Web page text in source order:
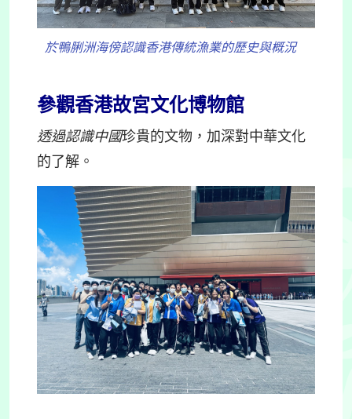
於鴨脷洲海傍認識香港傳統漁業的歷史與概況
參觀香港故宮文化博物館
透過認識中國珍貴的文物，加深對中華文化
的了解。